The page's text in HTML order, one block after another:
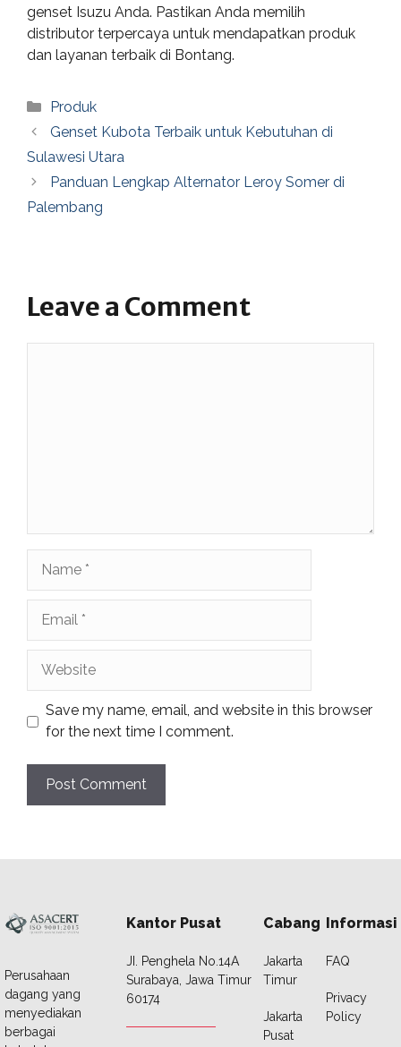
genset Isuzu Anda. Pastikan Anda memilih
distributor terpercaya untuk mendapatkan produk
dan layanan terbaik di Bontang.
Categories
Produk
Genset Kubota Terbaik untuk Kebutuhan di
Sulawesi Utara
Panduan Lengkap Alternator Leroy Somer di
Palembang
Leave a Comment
Save my name, email, and website in this browser
for the next time I comment.
Perusahaan
dagang yang
menyediakan
berbagai
Kantor Pusat
JI. Penghela No.14A
Surabaya, Jawa Timur
60174
Cabang
Jakarta
Timur
Jakarta
Pusat
Informasi
FAQ
Privacy
Policy